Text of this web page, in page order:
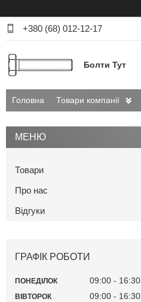
+380 (68) 012-12-17
Болти Тут
Головна Товари компанії
Товари
Про нас
Відгуки
ГРАФІК РОБОТИ
ПОНЕДІЛОК 09:00 16:30
ВІВТОРОК 09:00 16:30